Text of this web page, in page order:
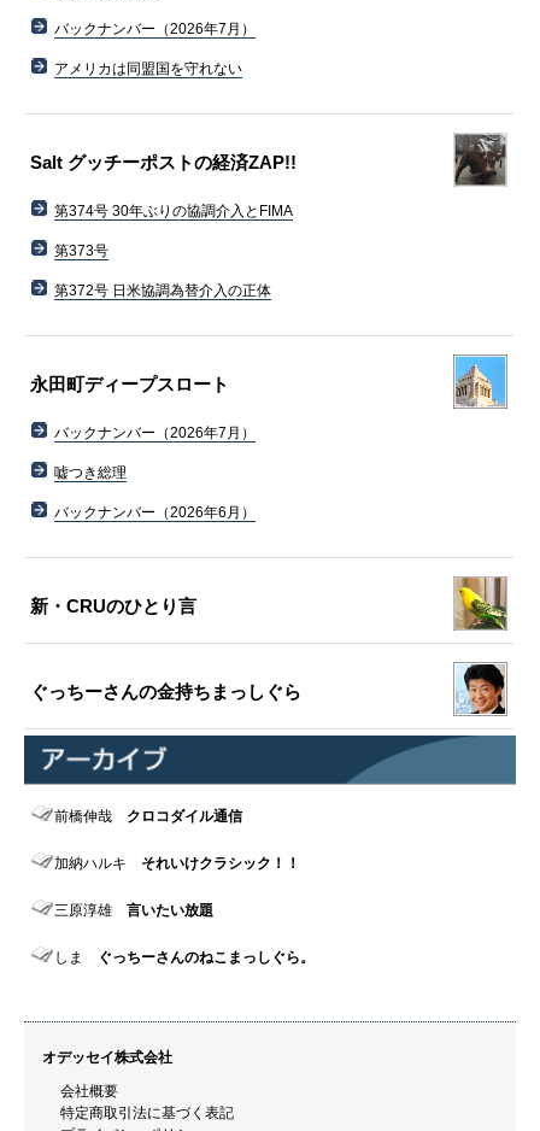
バックナンバー（2026年7月）
アメリカは同盟国を守れない
Salt グッチーポストの経済ZAP!!
第374号 30年ぶりの協調介入とFIMA
第373号
第372号 日米協調為替介入の正体
永田町ディープスロート
バックナンバー（2026年7月）
嘘つき総理
バックナンバー（2026年6月）
新・CRUのひとり言
ぐっちーさんの金持ちまっしぐら
前橋伸哉 クロコダイル通信
加納ハルキ それいけクラシック！！
三原淳雄 言いたい放題
しま ぐっちーさんのねこまっしぐら。
オデッセイ株式会社
会社概要
特定商取引法に基づく表記